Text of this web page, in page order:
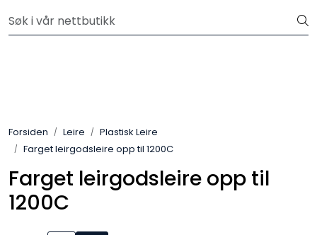
Velkommen til vår nye nettbutikk! Besøk Min side for mer
Forsiden Leire
Plastisk Leire
Farget leirgodsleire opp til 1200C
Farget leirgodsleire opp til
1200C
Pulverglasur
Håndverktøy
Maskiner